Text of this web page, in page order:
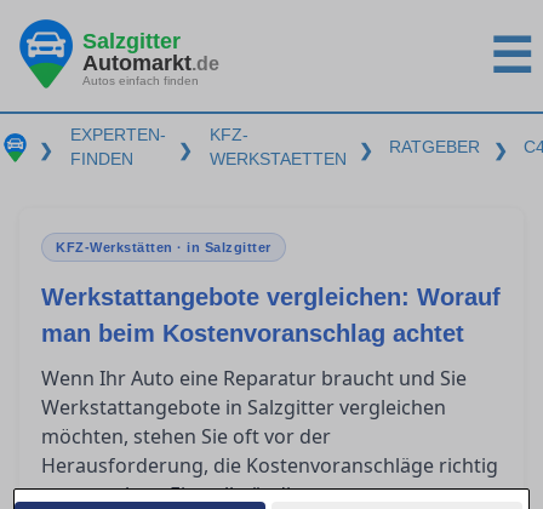
Salzgitter
Automarkt.de
Autos einfach finden ☰
❯
EXPERTEN-
FINDEN
❯
KFZ-
WERKSTAETTEN
❯ RATGEBER ❯
KFZ-Werkstätten · in Salzgitter
Werkstattangebote vergleichen: Worauf
man beim Kostenvoranschlag achtet
Wenn Ihr Auto eine Reparatur braucht und Sie
Werkstattangebote in Salzgitter vergleichen
möchten, stehen Sie oft vor der
Herausforderung, die Kostenvoranschläge richtig
zu verstehen. Ein vollständiger